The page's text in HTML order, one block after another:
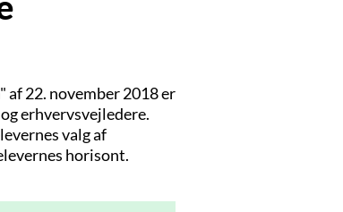
22. november 2018 er
erhvervsvejledere.
valg af
horisont.